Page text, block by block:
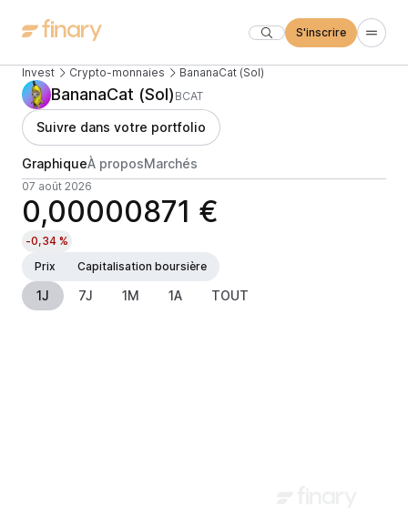
S'inscrire
Invest Crypto-monnaies BananaCat (Sol)
BananaCat (Sol) BCAT
Suivre dans votre portfolio
GraphiqueÀ proposMarchés
07 août 2026
0,00000871 €
-0,34 %
Prix
Capitalisation boursière
1J 7J 1M 1A TOUT